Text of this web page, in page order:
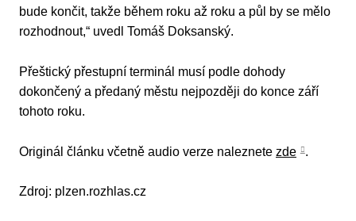
bude končit, takže během roku až roku a půl by se mělo
rozhodnout,“ uvedl Tomáš Doksanský.
Přeštický přestupní terminál musí podle dohody
dokončený a předaný městu nejpozději do konce září
tohoto roku.
Originál článku včetně audio verze naleznete zde .
Zdroj: plzen.rozhlas.cz